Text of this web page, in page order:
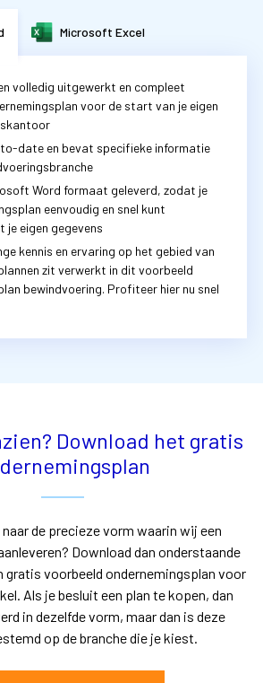
Microsoft Excel
volledig uitgewerkt en compleet
voor de start van je eigen
date en bevat specifieke informatie
Word formaat geleverd, zodat je
eenvoudig en snel kunt
je eigen gegevens
kennis en ervaring op het gebied van
zit verwerkt in dit voorbeeld
bewindvoering. Profiteer hier nu snel
Download het gratis
de precieze vorm waarin wij een
Download dan onderstaande
gratis voorbeeld ondernemingsplan voor
Als je besluit een plan te kopen, dan
in dezelfde vorm, maar dan is deze
op de branche die je kiest.